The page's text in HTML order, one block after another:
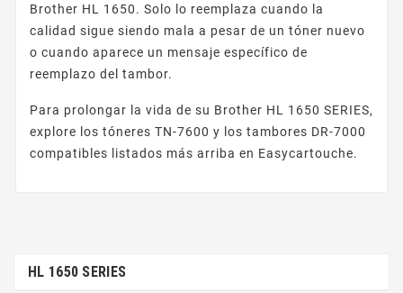
Brother HL 1650. Solo lo reemplaza cuando la
calidad sigue siendo mala a pesar de un tóner nuevo
o cuando aparece un mensaje específico de
reemplazo del tambor.
Para prolongar la vida de su Brother HL 1650 SERIES,
explore los tóneres TN-7600 y los tambores DR-7000
compatibles listados más arriba en Easycartouche.
HL 1650 SERIES